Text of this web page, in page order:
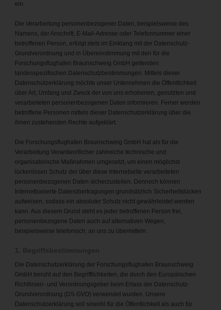
ein.
Die Verarbeitung personenbezogener Daten, beispielsweise des
Namens, der Anschrift, E-Mail-Adresse oder Telefonnummer einer
betroffenen Person, erfolgt stets im Einklang mit der Datenschutz-
Grundverordnung und in Übereinstimmung mit den für die
Forschungsflughafen Braunschweig GmbH geltenden
landesspezifischen Datenschutzbestimmungen. Mittels dieser
Datenschutzerklärung möchte unser Unternehmen die Öffentlichkeit
über Art, Umfang und Zweck der von uns erhobenen, genutzten und
verarbeiteten personenbezogenen Daten informieren. Ferner werden
betroffene Personen mittels dieser Datenschutzerklärung über die
ihnen zustehenden Rechte aufgeklärt.
Die Forschungsflughafen Braunschweig GmbH hat als für die
Verarbeitung Verantwortlicher zahlreiche technische und
organisatorische Maßnahmen umgesetzt, um einen möglichst
lückenlosen Schutz der über diese Internetseite verarbeiteten
personenbezogenen Daten sicherzustellen. Dennoch können
Internetbasierte Datenübertragungen grundsätzlich Sicherheitslücken
aufweisen, sodass ein absoluter Schutz nicht gewährleistet werden
kann. Aus diesem Grund steht es jeder betroffenen Person frei,
personenbezogene Daten auch auf alternativen Wegen,
beispielsweise telefonisch, an uns zu übermitteln.
Die Datenschutzerklärung der Forschungsflughafen Braunschweig
GmbH beruht auf den Begrifflichkeiten, die durch den Europäischen
Richtlinien- und Verordnungsgeber beim Erlass der Datenschutz-
Grundverordnung (DS-GVO) verwendet wurden. Unsere
Datenschutzerklärung soll sowohl für die Öffentlichkeit als auch für